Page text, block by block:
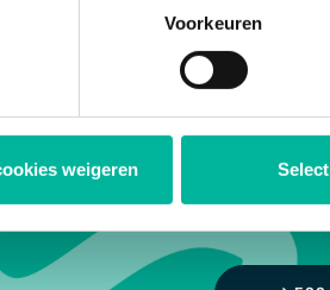
tool onderaan de website.
Voorkeuren
weigeren
organisation.